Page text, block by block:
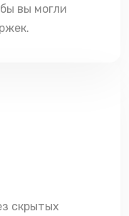
вы могли
скрытых